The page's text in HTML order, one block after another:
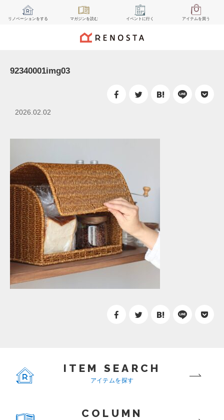
リノベーションをする マガジンを読む イベント に行く アイテムを買う
92340001img03
2026.02.02
ITEM SEARCH
アイテムを探す
COLUMN